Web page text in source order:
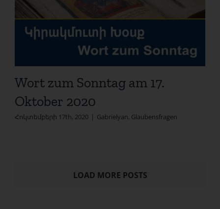
Wort zum Sonntag am 17.
Oktober 2020
Հոկտեմբերի 17th, 2020 | Gabrielyan, Glaubensfragen
LOAD MORE POSTS